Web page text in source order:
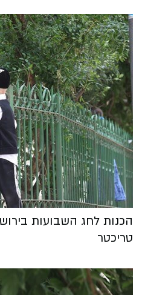
הכנות לחג השבועות
טריכטר